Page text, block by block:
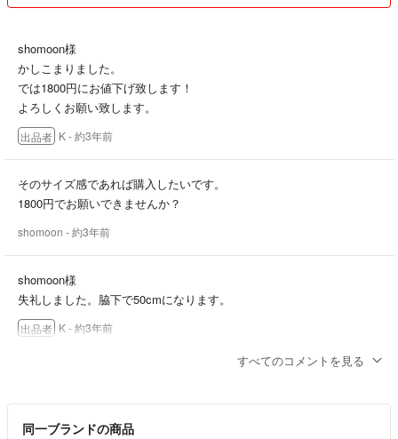
shomoon様
かしこまりました。
では1800円にお値下げ致します！
よろしくお願い致します。
出品者 K- 約3年前
そのサイズ感であれば購入したいです。
1800円でお願いできませんか？
shomoon - 約3年前
shomoon様
失礼しました。脇下で50cmになります。
出品者 K- 約3年前
shomoon- 約3年前
すべてのコメントを見る
同一ブランドの商品